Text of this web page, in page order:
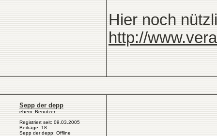
Hier noch
http://
Sepp der depp
ehem. Benutzer
Registriert seit: 09.03.2005
Beiträge: 18
Sepp der depp: Offline